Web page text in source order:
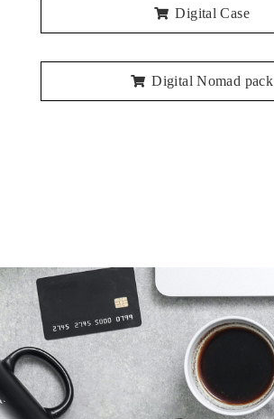
Digital Case
Digital Nomad pack